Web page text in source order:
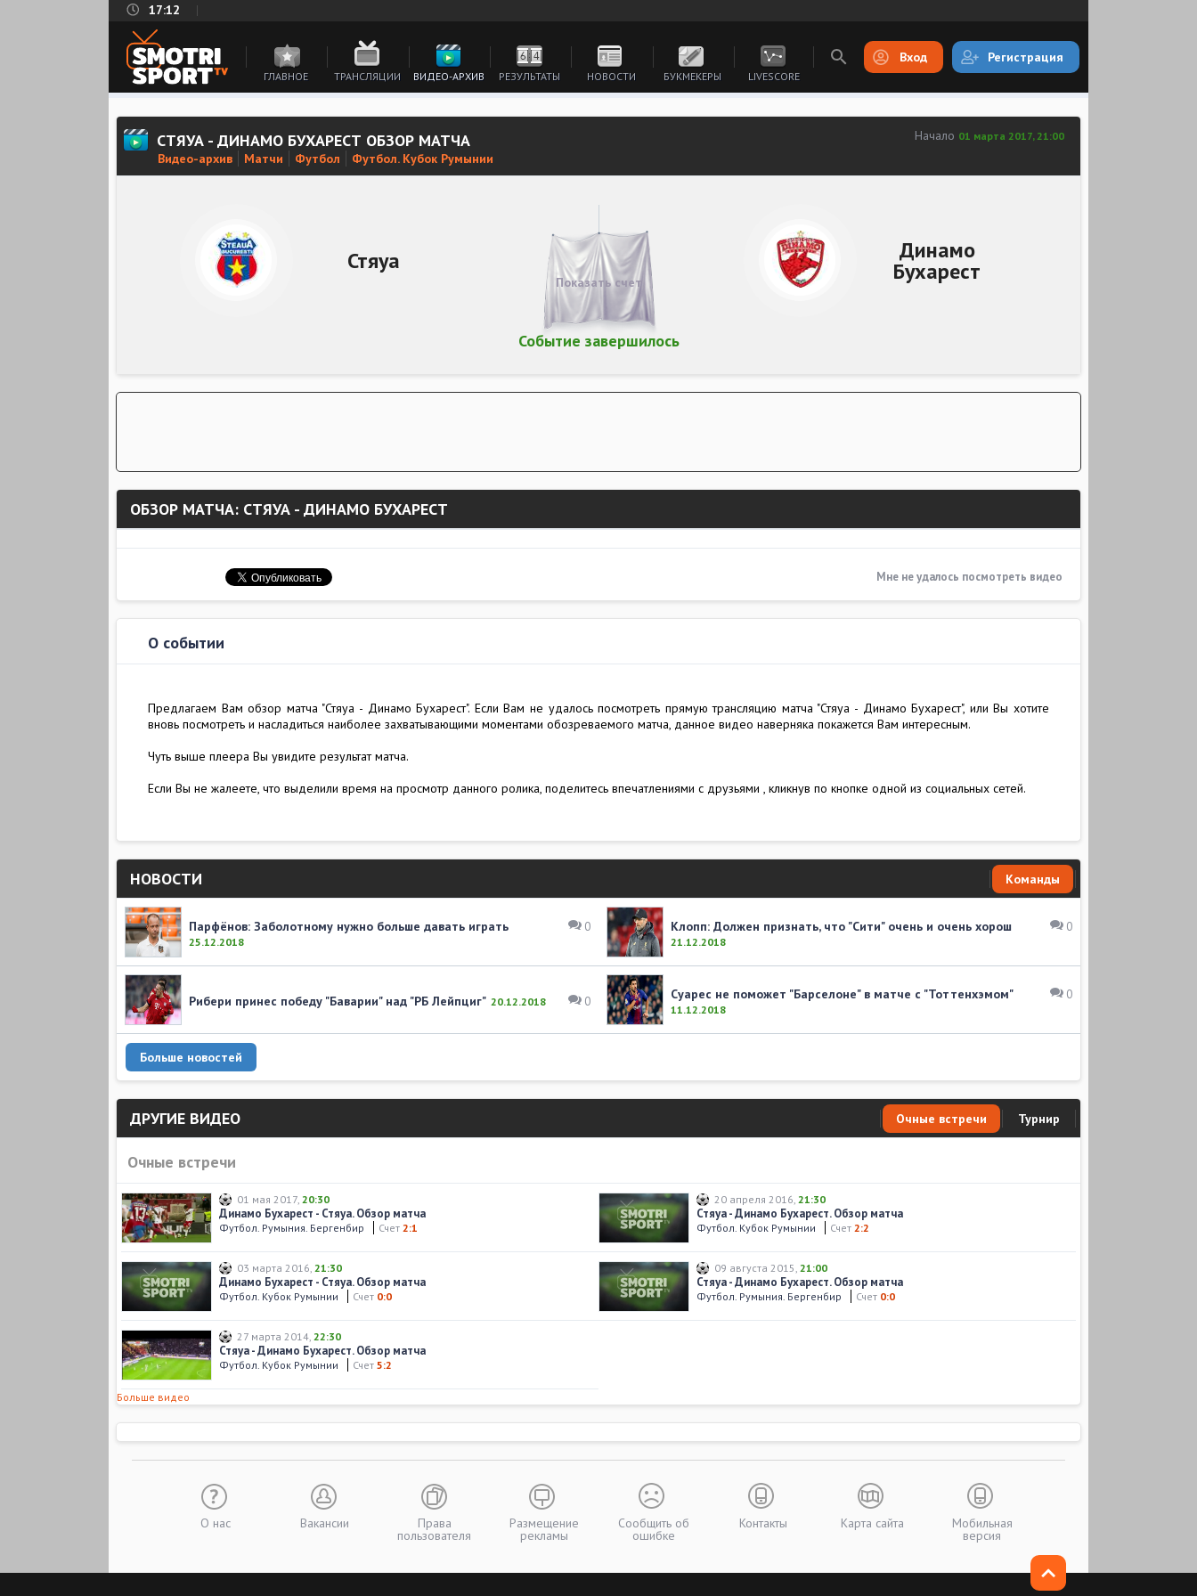
17:12
ГЛАВНОЕ ТРАНСЛЯЦИИ ВИДЕО-АРХИВ РЕЗУЛЬТАТЫ НОВОСТИ БУКМЕКЕРЫ LIVESCORE
Вход Регистрация
СТЯУА - ДИНАМО БУХАРЕСТ ОБЗОР МАТЧА
Видео-архив Матчи Футбол Футбол. Кубок Румынии
Начало 01 марта 2017, 21:00
Стяуа Динамо
Бухарест
Событие завершилось
Показать счет
ОБЗОР МАТЧА: СТЯУА - ДИНАМО БУХАРЕСТ
Мне не удалось посмотреть видео
О событии
Предлагаем Вам обзор матча "Стяуа - Динамо Бухарест". Если Вам не удалось посмотреть прямую трансляцию матча "Стяуа - Динамо Бухарест", или Вы хотите
вновь посмотреть и насладиться наиболее захватывающими моментами обозреваемого матча, данное видео наверняка покажется Вам интересным.
Чуть выше плеера Вы увидите результат матча.
Если Вы не жалеете, что выделили время на просмотр данного ролика, поделитесь впечатлениями с друзьями , кликнув по кнопке одной из социальных сетей.
НОВОСТИ Команды
0
Парфёнов: Заболотному нужно больше давать играть
25.12.2018
0
Клопп: Должен признать, что "Сити" очень и очень хорош
21.12.2018
0
Рибери принес победу "Баварии" над "РБ Лейпциг" 20.12.2018 0
Суарес не поможет "Барселоне" в матче с "Тоттенхэмом"
11.12.2018
Больше новостей
ДРУГИЕ ВИДЕО Очные встречи Турнир
Очные встречи
01 мая 2017, 20:30
Динамо Бухарест - Стяуа. Обзор матча
Футбол. Румыния. Бергенбир Счет 2:1
20 апреля 2016, 21:30
Стяуа - Динамо Бухарест. Обзор матча
Футбол. Кубок Румынии Счет 2:2
03 марта 2016, 21:30
Динамо Бухарест - Стяуа. Обзор матча
Футбол. Кубок Румынии Счет 0:0
09 августа 2015, 21:00
Стяуа - Динамо Бухарест. Обзор матча
Футбол. Румыния. Бергенбир Счет 0:0
27 марта 2014, 22:30
Стяуа - Динамо Бухарест. Обзор матча
Футбол. Кубок Румынии Счет 5:2
Больше видео
О нас Вакансии Права
пользователя
Размещение
рекламы
Сообщить об
ошибке
Контакты Карта сайта Мобильная
версия